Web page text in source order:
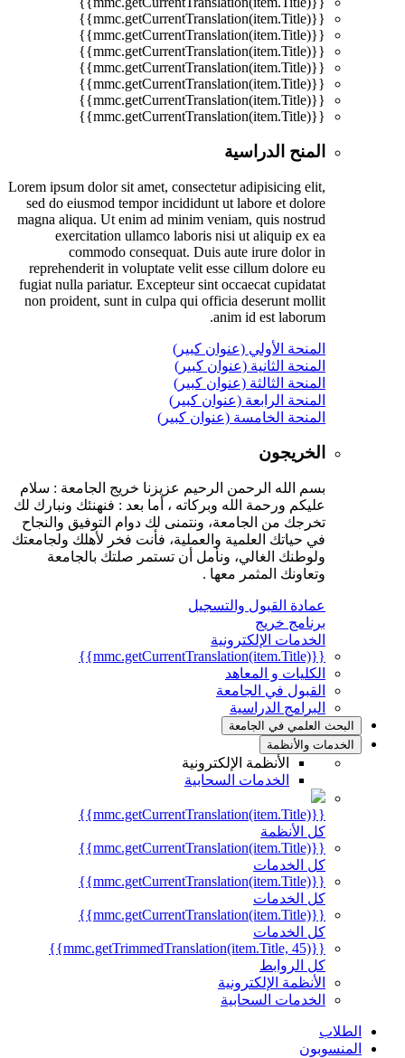
{{mmc.getCurrentTranslation(item.Title)}}
{{mmc.getCurrentTranslation(item.Title)}}
{{mmc.getCurrentTranslation(item.Title)}}
{{mmc.getCurrentTranslation(item.Title)}}
{{mmc.getCurrentTranslation(item.Title)}}
{{mmc.getCurrentTranslation(item.Title)}}
{{mmc.getCurrentTranslation(item.Title)}}
المنح الدراسية
Lorem ipsum dolor sit amet, consectetur adipisicing elit,
sed do eiusmod tempor incididunt ut labore et dolore
magna aliqua. Ut enim ad minim veniam, quis nostrud
exercitation ullamco laboris nisi ut aliquip ex ea
commodo consequat. Duis aute irure dolor in
reprehenderit in voluptate velit esse cillum dolore eu
fugiat nulla pariatur. Excepteur sint occaecat cupidatat
non proident, sunt in culpa qui officia deserunt mollit
anim id est laborum.
المنحة الأولي (عنوان كبير)
المنحة الثانية (عنوان كبير)
المنحة الثالثة (عنوان كبير)
المنحة الرابعة (عنوان كبير)
المنحة الخامسة (عنوان كبير)
الخريجون
بسم الله الرحمن الرحيم عزيزنا خريج الجامعة : سلام
عليكم ورحمة الله وبركاته ، أما بعد : فنهنئك ونبارك لك
تخرجك من الجامعة، ونتمنى لك دوام التوفيق والنجاح
في حياتك العلمية والعملية، فأنت فخر لأهلك ولجامعتك
ولوطنك الغالي، ونأمل أن تستمر صلتك بالجامعة
وتعاونك المثمر معها .
عمادة القبول والتسجيل
برنامج خريج
الخدمات الإلكترونية
{{mmc.getCurrentTranslation(item.Title)}}
الكليات و المعاهد
القبول في الجامعة
البرامج الدراسية
البحث العلمي في الجامعة
الخدمات والأنظمة
الأنظمة الإلكترونية
الخدمات السحابية
{{mmc.getCurrentTranslation(item.Title)}}
كل الأنظمة
{{mmc.getCurrentTranslation(item.Title)}}
كل الخدمات
{{mmc.getCurrentTranslation(item.Title)}}
كل الخدمات
{{mmc.getCurrentTranslation(item.Title)}}
كل الخدمات
{{mmc.getTrimmedTranslation(item.Title, 45)}}
كل الروابط
الأنظمة الإلكترونية
الخدمات السحابية
الطلاب
المنسوبون